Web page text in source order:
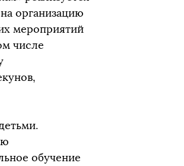
организацию
мероприятий
числе
обучение